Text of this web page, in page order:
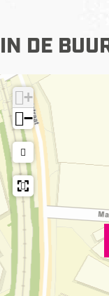
e
r
g
r
o
t
e
a
f
b
e
e
d
IN DE
+
−